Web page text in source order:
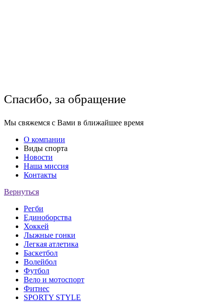
Спасибо, за обращение
Мы свяжемся с Вами в ближайшее время
О компании
Виды спорта
Новости
Наша миссия
Контакты
Вернуться
Регби
Единоборства
Хоккей
Лыжные гонки
Легкая атлетика
Баскетбол
Волейбол
Футбол
Вело и мотоспорт
Фитнес
SPORTY STYLE